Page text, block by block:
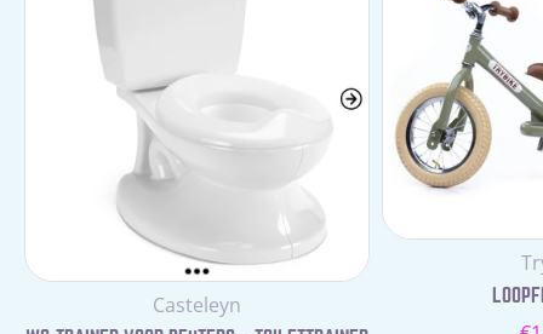
Leverancier:
Casteleyn